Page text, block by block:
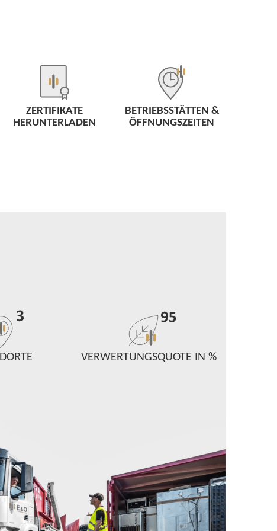
ZERTIFIKATE
HERUNTERLADEN
BETRIEBSSTÄTTEN &
ÖFFNUNGSZEITEN
VERWERTUNGSQUOTE IN %